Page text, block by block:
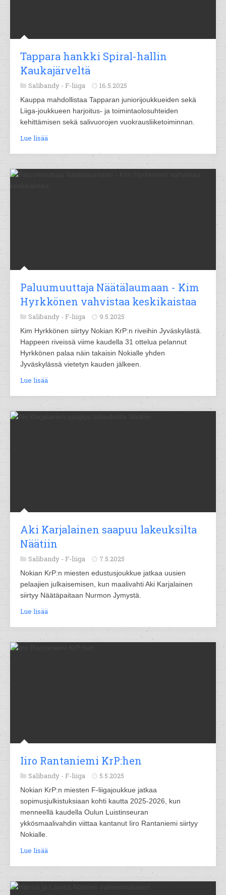
Tappara hankki Spiral-hallin
Kaukajärveltä
Salibandy - F-liiga 16.5.2025
Kauppa mahdollistaa Tapparan juniorijoukkueiden sekä
Liiga-joukkueen harjoitus- ja toimintaolosuhteiden
kehittämisen sekä salivuorojen vuokrausliiketoiminnan.
Lue lisää
Paluumuuttaja Näätälaumaan - Kim
Hyrkkönen vahvistaa keskikaistaa
Salibandy - F-liiga 9.5.2025
Kim Hyrkkönen siirtyy Nokian KrP:n riveihin Jyväskylästä.
Happeen riveissä viime kaudella 31 ottelua pelannut
Hyrkkönen palaa näin takaisin Nokialle yhden
Jyväskylässä vietetyn kauden jälkeen.
Lue lisää
Aki Karjalainen saapuu lakeuksilta
Näätiin
Salibandy - F-liiga 7.5.2025
Nokian KrP:n miesten edustusjoukkue jatkaa uusien
pelaajien julkaisemisen, kun maalivahti Aki Karjalainen
siirtyy Näätäpaitaan Nurmon Jymystä.
Lue lisää
Iiro Rantaniemi KrP:hen
Salibandy - F-liiga 5.5.2025
Nokian KrP:n miesten F-liigajoukkue jatkaa
sopimusjulkistuksiaan kohti kautta 2025-2026, kun
menneellä kaudella Oulun Luistinseuran
ykkösmaalivahdin viittaa kantanut Iiro Rantaniemi siirtyy
Nokialle.
Lue lisää